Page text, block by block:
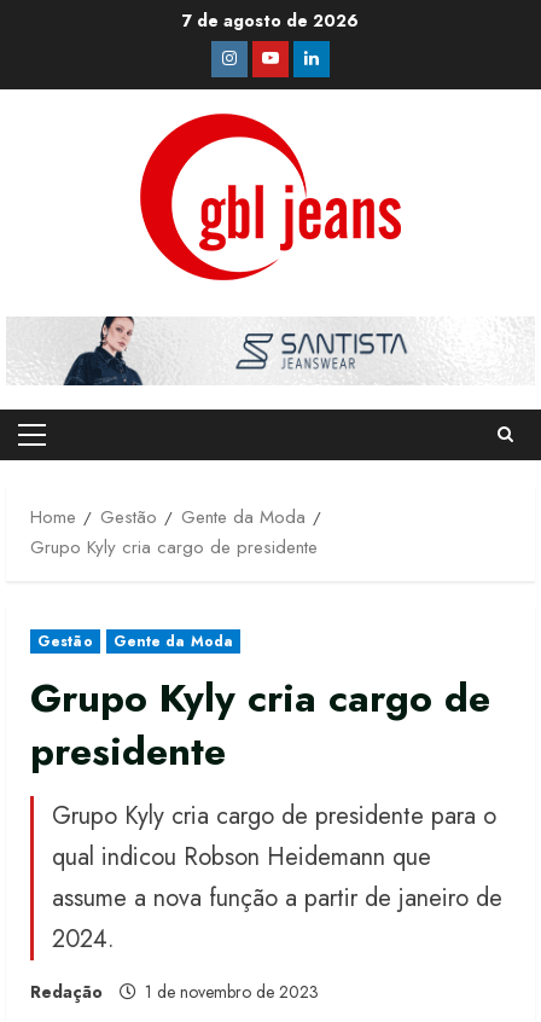
7 de agosto de 2026
Instagram
YoutubeLinkedin
Primary
Home
Gestão
Gente da Moda
Grupo Kyly cria cargo de presidente
Gestão Gente da Moda
Grupo Kyly cria cargo de
presidente
Grupo Kyly cria cargo de presidente para o
qual indicou Robson Heidemann que
assume a nova função a partir de janeiro de
2024.
Redação 1 de novembro de 2023